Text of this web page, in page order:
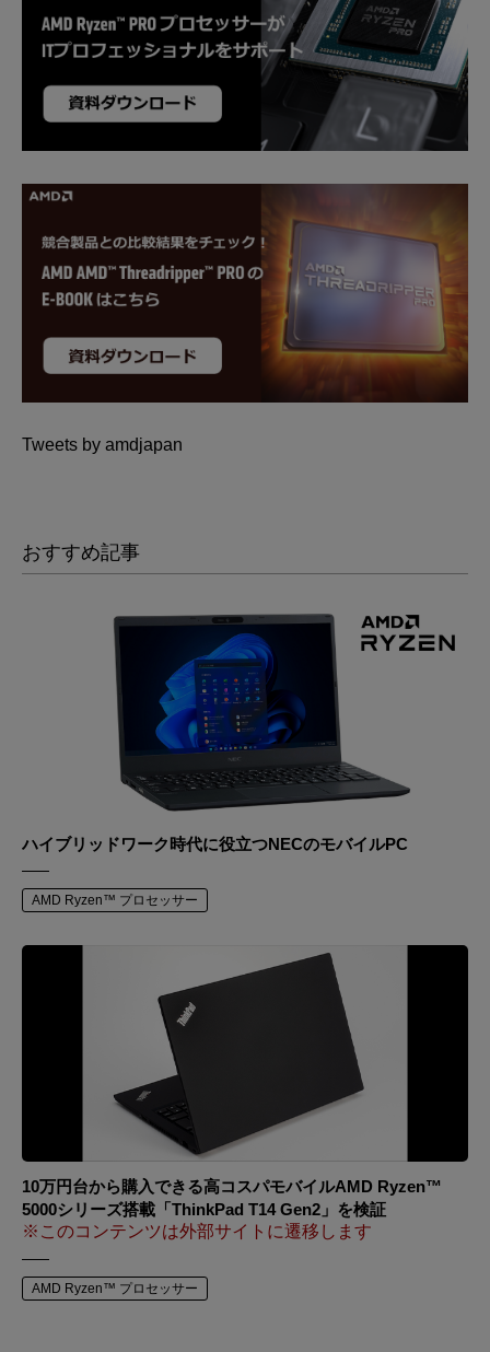
Tweets by amdjapan
おすすめ記事
ハイブリッドワーク時代に役立つNECのモバイルPC
AMD Ryzen™ プロセッサー
10万円台から購入できる高コスパモバイルAMD Ryzen™
5000シリーズ搭載「ThinkPad T14 Gen2」を検証
※このコンテンツは外部サイトに遷移します
AMD Ryzen™ プロセッサー